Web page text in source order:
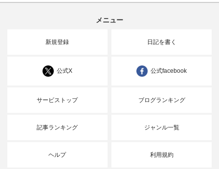
メニュー
新規登録 日記を書く
公式X 公式facebook
サービストップ ブログランキング
記事ランキング ジャンル一覧
ヘルプ 利用規約